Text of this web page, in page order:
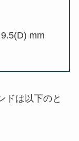
mm
ドは以下のと